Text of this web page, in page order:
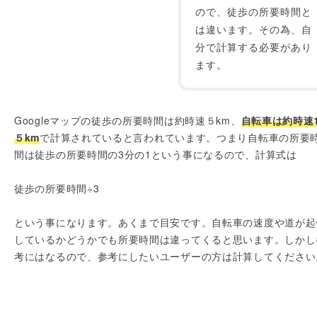
ので、徒歩の所要時間と
は違います。その為、自
分で計算する必要があり
ます。
Googleマップの徒歩の所要時間は約時速５km、 自転車は約時速
５kmで計算されていると言われています。つまり自転車の所要
間は徒歩の所要時間の3分の1という事になるので、計算式は
徒歩の所要時間÷3
という事になります。あくまで目安です。自転車の速度や道が
しているかどうかでも所要時間は違ってくると思います。しか
考にはなるので、参考にしたいユーザーの方は計算してくださ